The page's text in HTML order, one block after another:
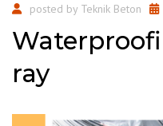
posted by Teknik Beton
ray